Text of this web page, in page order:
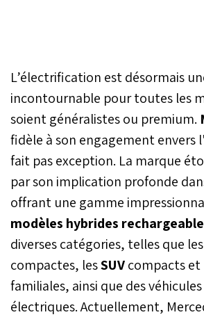
L’électrification est désormais
incontournable pour toutes les
soient généralistes ou premium.
fidèle à son engagement envers
fait pas exception. La marque
par son implication profonde
offrant une gamme
modèles hybrides
diverses catégories, telles que
compactes, lesSUVcompacts et
familiales, ainsi que des
électriques. Actuellement,